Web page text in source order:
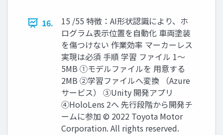
16.
15 /55 特徴：AI形状認識により、ホ
ログラム表示位置を自動化 車両塗装
を傷つけない 作業効率 マーカーレス
実現は必須 手順 学習 ファイル 1～
5MB ①モデルファイルを 用意する
2MB ②学習ファイルへ変換 （Azure
サービス） ③Unity 開発アプリ
④HoloLens 2へ 先行段階から開発チ
ームに参加 © 2022 Toyota Motor
Corporation. All rights reserved.